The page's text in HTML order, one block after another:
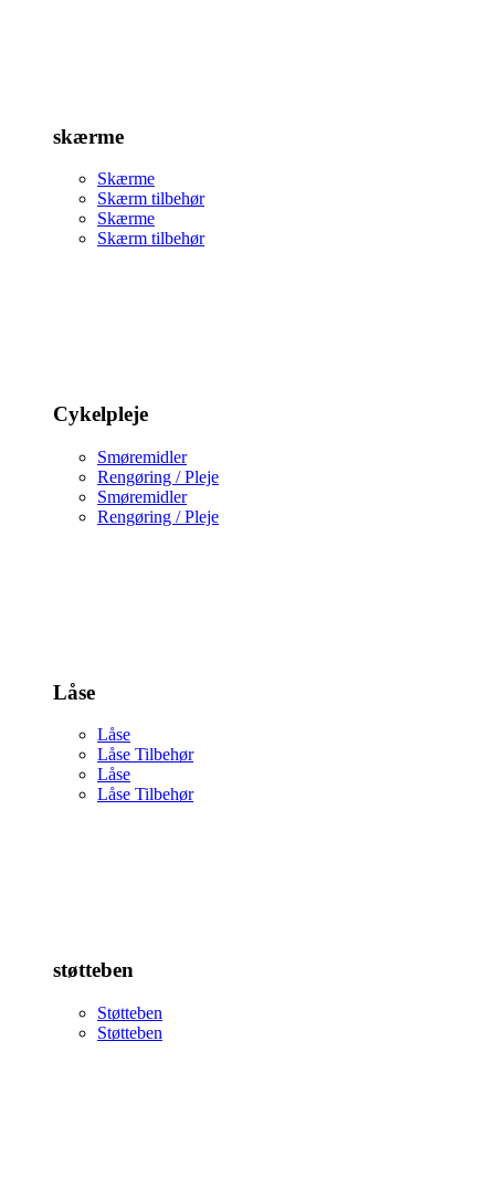
skærme
Skærme
Skærm tilbehør
Skærme
Skærm tilbehør
Cykelpleje
Smøremidler
Rengøring / Pleje
Smøremidler
Rengøring / Pleje
Låse
Låse
Låse Tilbehør
Låse
Låse Tilbehør
støtteben
Støtteben
Støtteben